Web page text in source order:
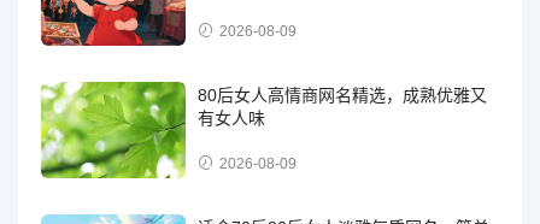
2026-08-09
80后女人高情商网名精选，成熟优雅又
有女人味
2026-08-09